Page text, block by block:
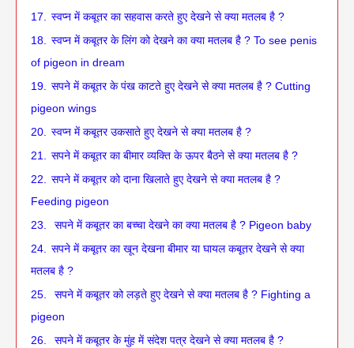
17. स्वप्न में कबूतर का सहवास करते हुए देखने से क्या मतलब है ?
18. स्वप्न में कबूतर के लिंग को देखने का क्या मतलब है ? To see penis
of pigeon in dream
19. सपने में कबूतर के पंख काटते हुए देखने से क्या मतलब है ? Cutting
pigeon wings
20. स्वप्न में कबूतर उकसाते हुए देखने से क्या मतलब है ?
21. सपने में कबूतर का बीमार व्यक्ति के ऊपर बैठने से क्या मतलब है ?
22. सपने में कबूतर को दाना खिलाते हुए देखने से क्या मतलब है ?
Feeding pigeon
23.
‌‌‌ सपने में कबूतर का बच्चा देखने का क्या मतलब है ? Pigeon baby
24. सपने में कबूतर का खून देखना बीमार या घायल कबूतर देखने से क्या
मतलब है ?
25.
‌‌‌ सपने में कबूतर को लड़ते हुए देखने से क्या मतलब है ? Fighting a
pigeon
26.
‌‌‌ सपने में कबूतर के मुंह में संदेश पत्र देखने से क्या मतलब है ?